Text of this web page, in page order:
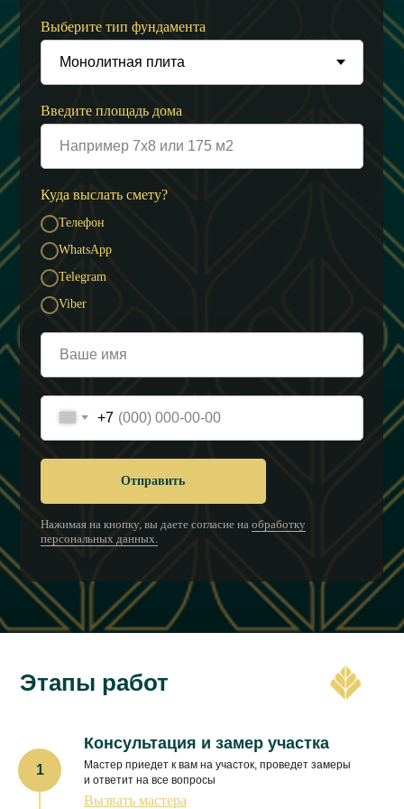
Выберите тип фундамента
Введите площадь дома
Куда выслать смету?
Телефон
WhatsApp
Telegram
Viber
+7
Отправить
Нажимая на кнопку, вы даете согласие на обработку
персональных данных.
Этапы работ
Консультация и замер участка
Мастер приедет к вам на участок, проведет замеры
и ответит на все вопросы
Вызвать мастера